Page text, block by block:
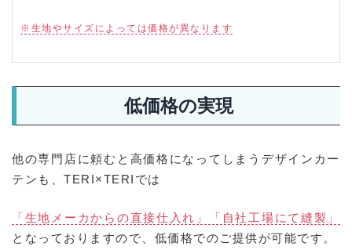
・別途送料
※生地やサイズによっては価格が異なります
低価格の実現
他の専門店に頼むと高価格になってしまうデザインカー
テンも、TERI×TERIでは
「生地メーカからの直接仕入れ」「自社工場にて縫製」
となっておりますので、低価格でのご提供が可能です。